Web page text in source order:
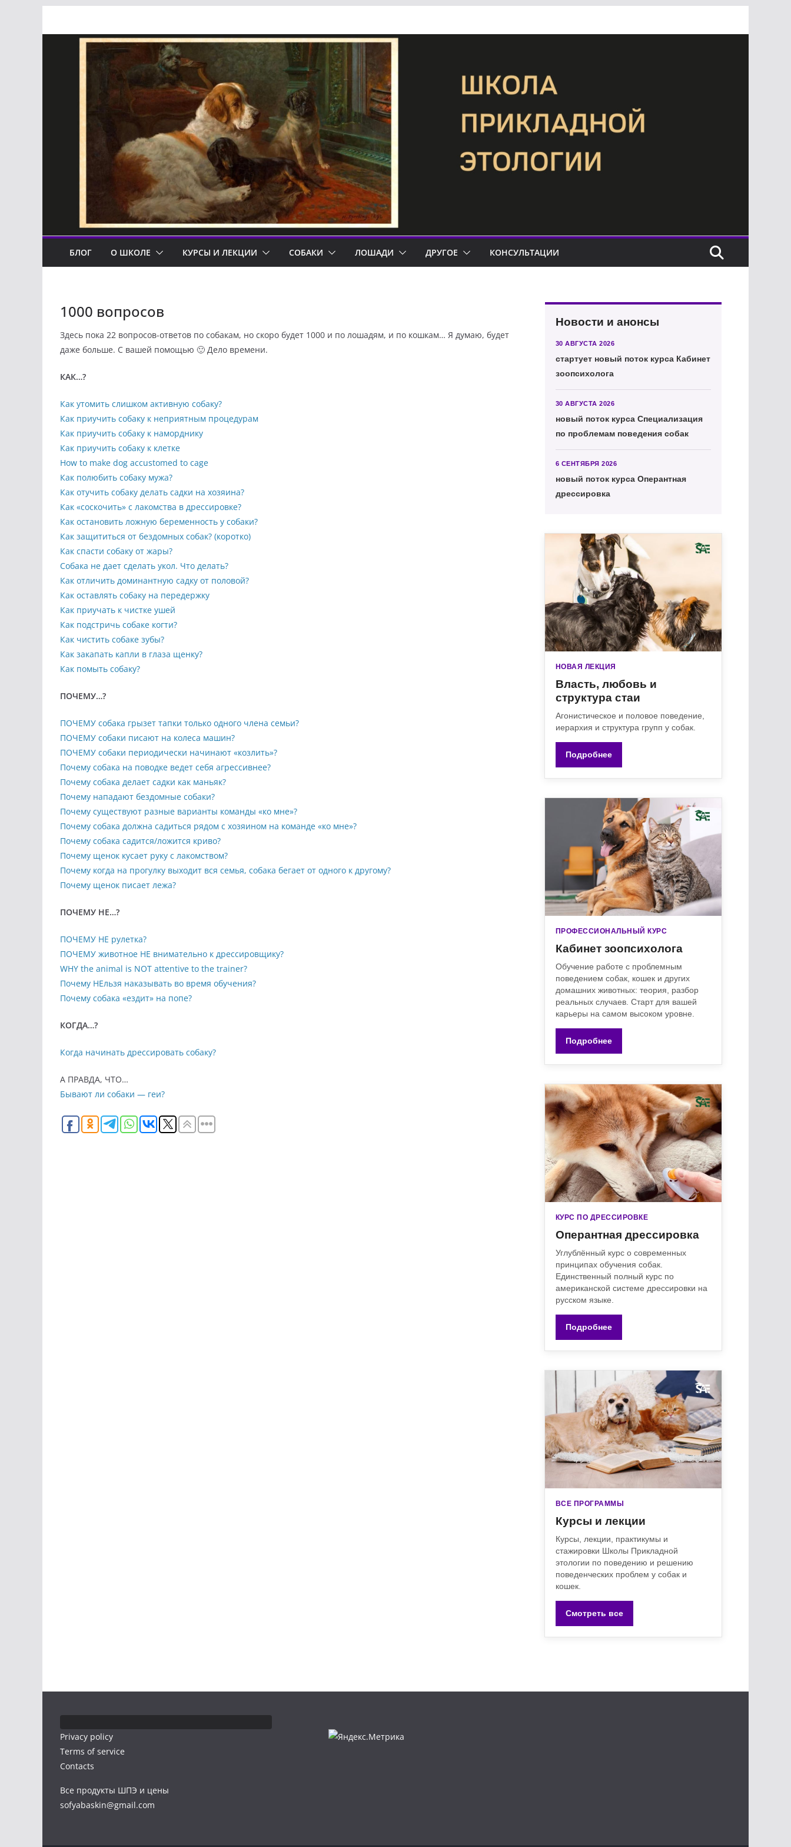
содержимому
БЛОГ О ШКОЛЕ КУРСЫ И ЛЕКЦИИ СОБАКИ ЛОШАДИ ДРУГОЕ КОНСУЛЬТАЦИИ
1000 вопросов
Здесь пока 22 вопросов-ответов по собакам, но скоро будет 1000 и по лошадям, и по кошкам… Я думаю, будет
даже больше. С вашей помощью 🙂 Дело времени.
КАК…?
Как утомить слишком активную собаку?
Как приучить собаку к неприятным процедурам
Как приучить собаку к наморднику
Как приучить собаку к клетке
How to make dog accustomed to cage
Как полюбить собаку мужа?
Как отучить собаку делать садки на хозяина?
Как «соскочить» с лакомства в дрессировке?
Как остановить ложную беременность у собаки?
Как защититься от бездомных собак? (коротко)
Как спасти собаку от жары?
Собака не дает сделать укол. Что делать?
Как отличить доминантную садку от половой?
Как оставлять собаку на передержку
Как приучать к чистке ушей
Как подстричь собаке когти?
Как чистить собаке зубы?
Как закапать капли в глаза щенку?
Как помыть собаку?
ПОЧЕМУ…?
ПОЧЕМУ собака грызет тапки только одного члена семьи?
ПОЧЕМУ собаки писают на колеса машин?
ПОЧЕМУ собаки периодически начинают «козлить»?
Почему собака на поводке ведет себя агрессивнее?
Почему собака делает садки как маньяк?
Почему нападают бездомные собаки?
Почему существуют разные варианты команды «ко мне»?
Почему собака должна садиться рядом с хозяином на команде «ко мне»?
Почему собака садится/ложится криво?
Почему щенок кусает руку с лакомством?
Почему когда на прогулку выходит вся семья, собака бегает от одного к другому?
Почему щенок писает лежа?
ПОЧЕМУ НЕ…?
ПОЧЕМУ НЕ рулетка?
ПОЧЕМУ животное НЕ внимательно к дрессировщику?
WHY the animal is NOT attentive to the trainer?
Почему НЕльзя наказывать во время обучения?
Почему собака «ездит» на попе?
КОГДА…?
Когда начинать дрессировать собаку?
А ПРАВДА, ЧТО…
Бывают ли собаки — геи?
Новости и анонсы
30 АВГУСТА 2026
стартует новый поток курса Кабинет
зоопсихолога
30 АВГУСТА 2026
новый поток курса Специализация
по проблемам поведения собак
6 СЕНТЯБРЯ 2026
новый поток курса Оперантная
дрессировка
НОВАЯ ЛЕКЦИЯ
Власть, любовь и
структура стаи
Агонистическое и половое поведение,
иерархия и структура групп у собак.
Подробнее
ПРОФЕССИОНАЛЬНЫЙ КУРС
Кабинет зоопсихолога
Обучение работе с проблемным
поведением собак, кошек и других
домашних животных: теория, разбор
реальных случаев. Старт для вашей
карьеры на самом высоком уровне.
Подробнее
КУРС ПО ДРЕССИРОВКЕ
Оперантная дрессировка
Углублённый курс о современных
принципах обучения собак.
Единственный полный курс по
американской системе дрессировки на
русском языке.
Подробнее
ВСЕ ПРОГРАММЫ
Курсы и лекции
Курсы, лекции, практикумы и
стажировки Школы Прикладной
этологии по поведению и решению
поведенческих проблем у собак и
кошек.
Смотреть все
Privacy policy
Terms of service
Contacts
Все продукты ШПЭ и цены
sofyabaskin@gmail.com